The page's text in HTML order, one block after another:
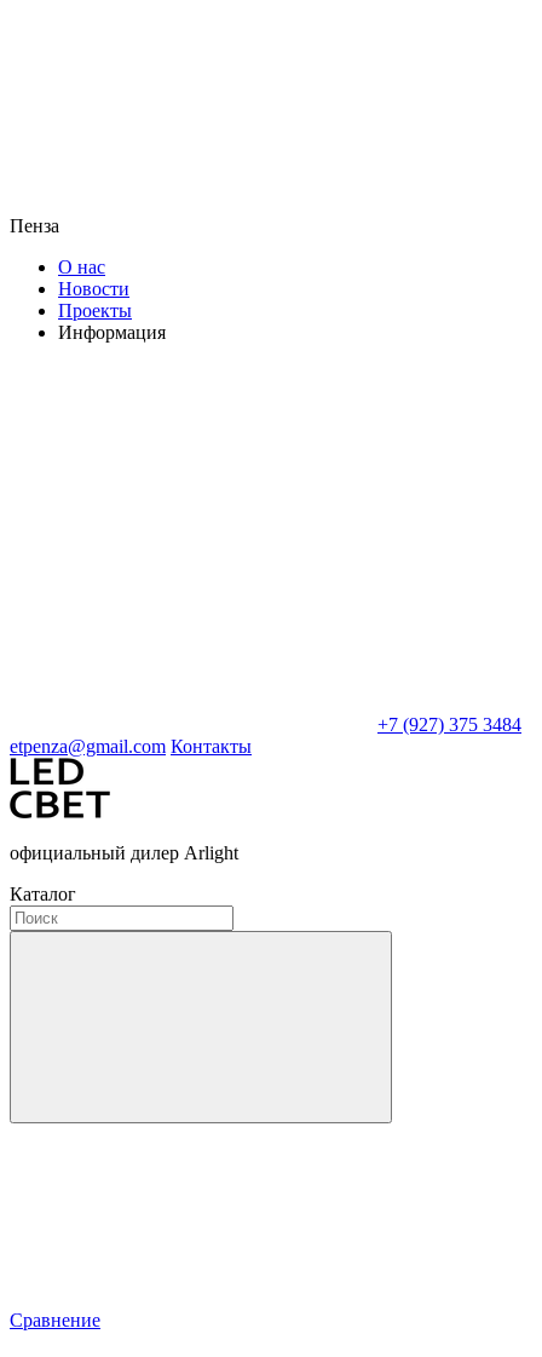
Пенза
О нас
Новости
Проекты
Информация
+7 (927) 375 3484
etpenza@gmail.com Контакты
официальный дилер Arlight
Каталог
Сравнение